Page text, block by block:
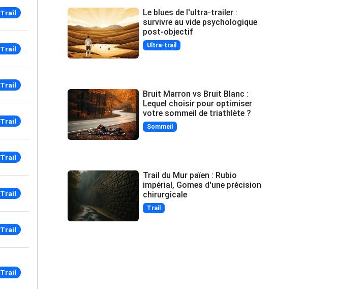
Trail
Trail
Trail
Trail
Trail
Trail
Trail
Trail
Le blues de l'ultra-trailer :
survivre au vide psychologique
post-objectif
Ultra-trail
Bruit Marron vs Bruit Blanc :
Lequel choisir pour optimiser
votre sommeil de triathlète ?
Sommeil
Trail du Mur païen : Rubio
impérial, Gomes d'une précision
chirurgicale
Trail